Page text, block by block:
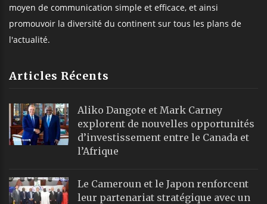
moyen de communication simple et efficace, et ainsi
promouvoir la diversité du continent sur tous les plans de
l'actualité.
Articles Récents
Aliko Dangote et Mark Carney
explorent de nouvelles opportunités
d’investissement entre le Canada et
l’Afrique
Le Cameroun et le Japon renforcent
leur partenariat stratégique avec un